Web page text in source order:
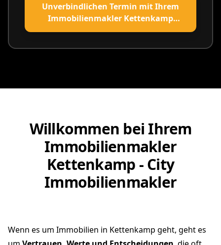
Unverbindlichen Termin mit Ihrem
Immobilienmakler Kettenkamp
vereinbaren
Willkommen bei Ihrem
Immobilienmakler
Kettenkamp - City
Immobilienmakler
Wenn es um Immobilien in Kettenkamp geht, geht es